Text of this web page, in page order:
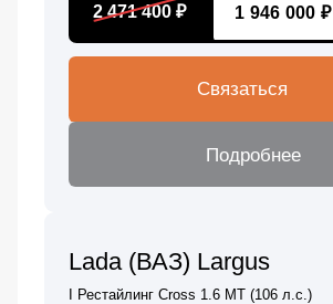
2 471 400 ₽ 1 946 000 ₽
Связаться
Подробнее
Lada (ВАЗ) Largus
I Рестайлинг Cross 1.6 MT (106 л.с.)